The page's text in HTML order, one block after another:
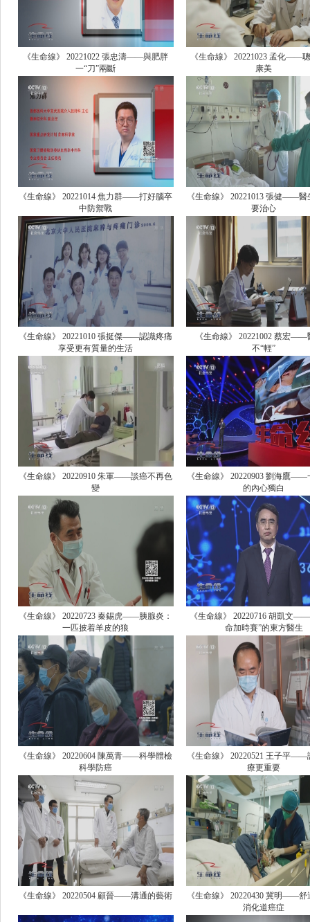
《生命線》 20221022 張忠濤——與肥胖
一“刀”兩斷
《生命線》 20221023 孟化——
康美
《生命線》 20221014 焦力群——打好腦卒
中防禦戰
《生命線》 20221013 張健——醫
要治心
《生命線》 20221010 張挺傑——認識疼痛
享受更有質量的生活
《生命線》 20221002 蔡宏——
不“輕”
《生命線》 20220910 朱軍——談癌不再色
變
《生命線》 20220903 劉海鷹——
的內心獨白
《生命線》 20220723 秦錫虎——胰腺炎：
一匹披着羊皮的狼
《生命線》 20220716 胡凱文
命加時賽”的東方醫生
《生命線》 20220604 陳萬青——科學體檢
科學防癌
《生命線》 20220521 王子平——
療更重要
《生命線》 20220504 顧晉——溝通的藝術
《生命線》 20220430 冀明——舒
消化道癌症